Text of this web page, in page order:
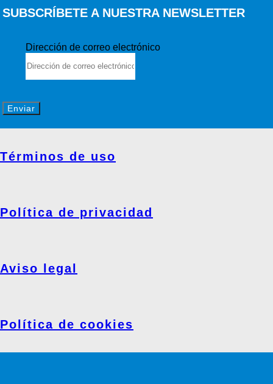
SUBSCRÍBETE A NUESTRA NEWSLETTER
Dirección de correo electrónico
Enviar
Términos de uso
Política de privacidad
Aviso legal
Política de cookies